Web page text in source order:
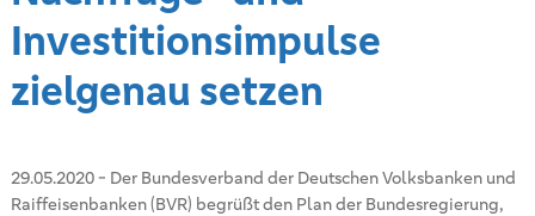
Investitionsimpulse
zielgenau setzen
29.05.2020- Der Bundesverband der Deutschen Volksbanken und
Raiffeisenbanken (BVR) begrüßt den Plan der Bundesregierung,